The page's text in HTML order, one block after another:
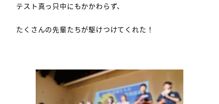
テスト真っ只中にもかかわらず、
たくさんの先輩たちが駆けつけてくれた！